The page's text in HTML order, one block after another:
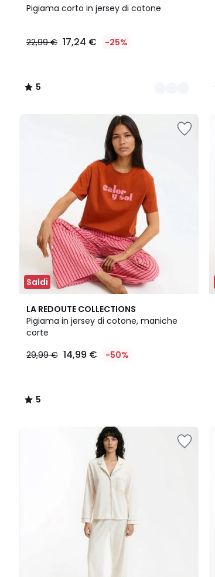
Pigiama corto in jersey di cotone
22,99 € 17,24 € -25%
/
Colori
5
/
Saldi
LA REDOUTE COLLECTIONS
Pigiama in jersey di cotone, maniche
corte
29,99 € 14,99 € -50%
5
/
5
5
/